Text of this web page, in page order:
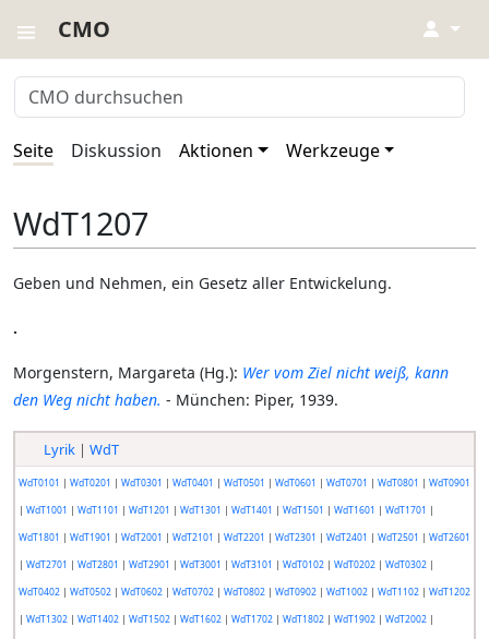
CMO ↓
Seite Diskussion Aktionen Werkzeuge
WdT1207
Geben und Nehmen, ein Gesetz aller Entwickelung.
.
Morgenstern, Margareta (Hg.): Wer vom Ziel nicht weiß, kann
den Weg nicht haben. - München: Piper, 1939.
Lyrik| WdT
WdT0101 | WdT0201 | WdT0301 | WdT0401 | WdT0501 | WdT0601 | WdT0701 | WdT0801 | WdT0901
| WdT1001 | WdT1101 | WdT1201 | WdT1301 | WdT1401 | WdT1501 | WdT1601 | WdT1701 |
WdT1801 | WdT1901 | WdT2001 | WdT2101 | WdT2201 | WdT2301 | WdT2401 | WdT2501 | WdT2601
| WdT2701 | WdT2801 | WdT2901 | WdT3001 | WdT3101 | WdT0102| WdT0202| WdT0302|
WdT0402| WdT0502| WdT0602| WdT0702| WdT0802| WdT0902| WdT1002| WdT1102| WdT1202
| WdT1302| WdT1402| WdT1502| WdT1602| WdT1702| WdT1802| WdT1902| WdT2002|